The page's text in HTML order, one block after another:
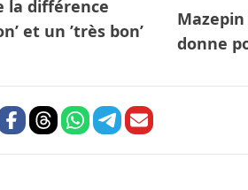
la différence
et un ’très bon’
donne